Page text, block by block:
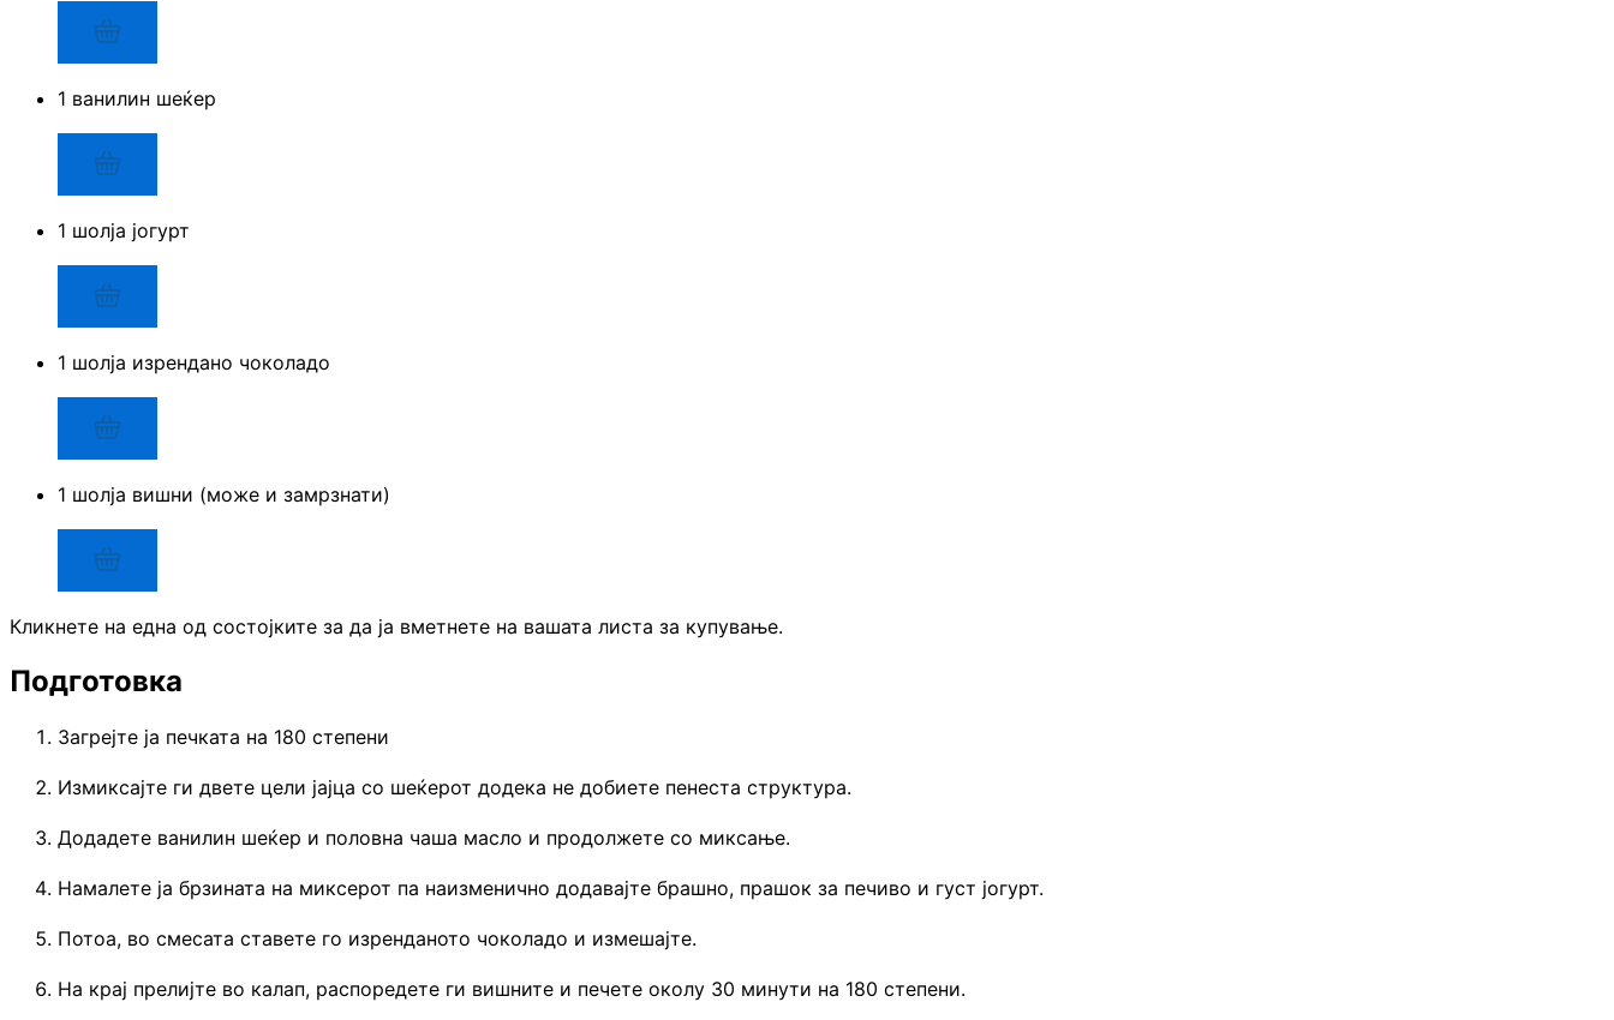
1 ванилин шеќер
1 шолја јогурт
1 шолја изрендано чоколадо
1 шолја вишни (може и замрзнати)
Кликнете на една од состојките за да ја вметнете на вашата листа за купување.
Подготовка
Загрејте ја печката на 180 степени
Измиксајте ги двете цели јајца со шеќерот додека не добиете пенеста структура.
Додадете ванилин шеќер и половна чаша масло и продолжете со миксање.
Намалете ја брзината на миксерот па наизменично додавајте брашно, прашок за печиво и густ јогурт.
Потоа, во смесата ставете го изренданото чоколадо и измешајте.
На крај прелијте во калап, распоредете ги вишните и печете околу 30 минути на 180 степени.